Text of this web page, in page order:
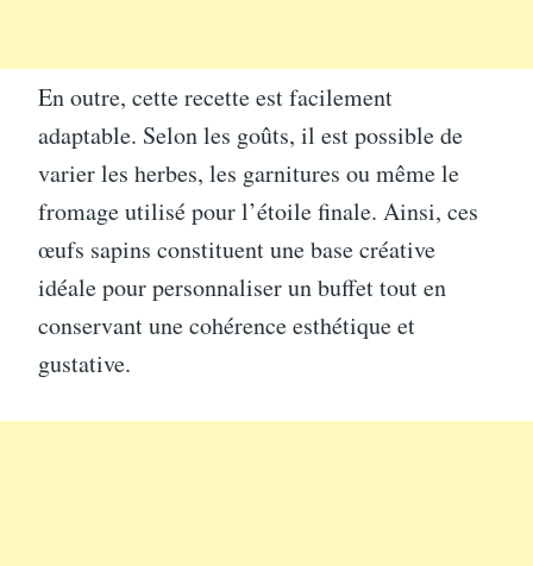
En outre, cette recette est facilement
adaptable. Selon les goûts, il est possible de
varier les herbes, les garnitures ou même le
fromage utilisé pour l’étoile finale. Ainsi, ces
œufs sapins constituent une base créative
idéale pour personnaliser un buffet tout en
conservant une cohérence esthétique et
gustative.